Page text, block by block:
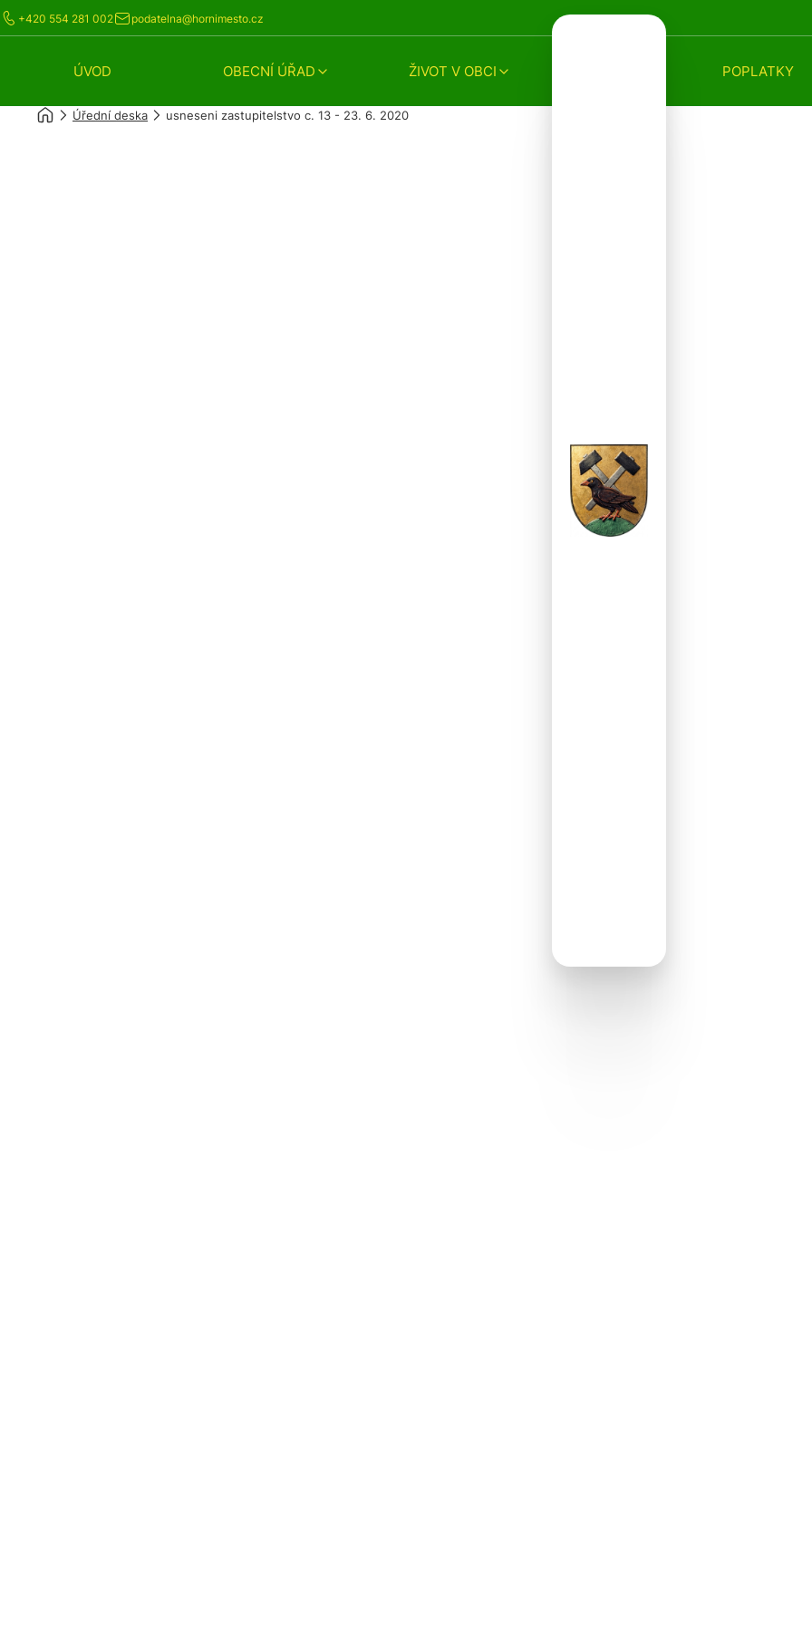
+420 554 281 002 podatelna@hornimesto.cz
ÚVOD OBECNÍ ÚŘAD ŽIVOT V OBCI POPLATKY
Úřední deska usneseni zastupitelstvo c. 13 - 23. 6. 2020